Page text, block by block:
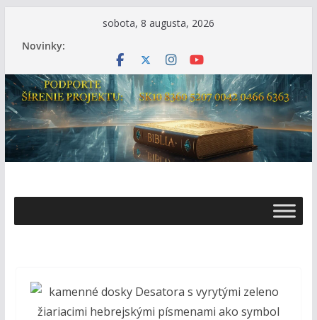
sobota, 8 augusta, 2026
Novinky:
s
B